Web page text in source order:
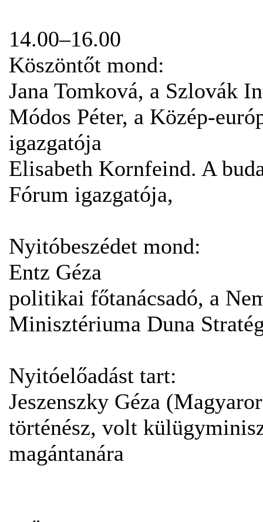
14.00–16.00
Köszöntőt mond:
Jana Tomková, a Szlovák
Módos Péter, a Közép-
igazgatója
Elisabeth Kornfeind. A
Fórum igazgatója,
Nyitóbeszédet mond:
Entz Géza
politikai főtanácsadó, a
Minisztériuma Duna
Nyitóelőadást tart:
Jeszenszky Géza
történész, volt
magántanára